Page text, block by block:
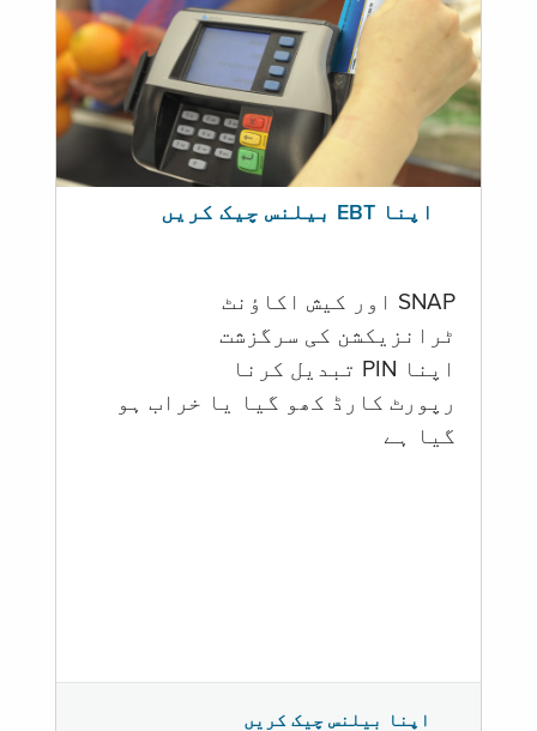
اپنا EBT بیلنس چیک کریں
SNAP اور کیش اکاؤنٹ
ٹرانزیکشن کی سرگزشت
اپنا PIN تبدیل کرنا
رپورٹ کارڈ کھو گیا یا خراب ہو
گيا ہے
اپنا بیلنس چیک کریں